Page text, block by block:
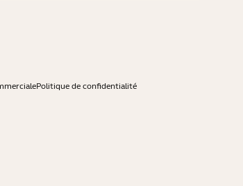
Politique de confidentialité